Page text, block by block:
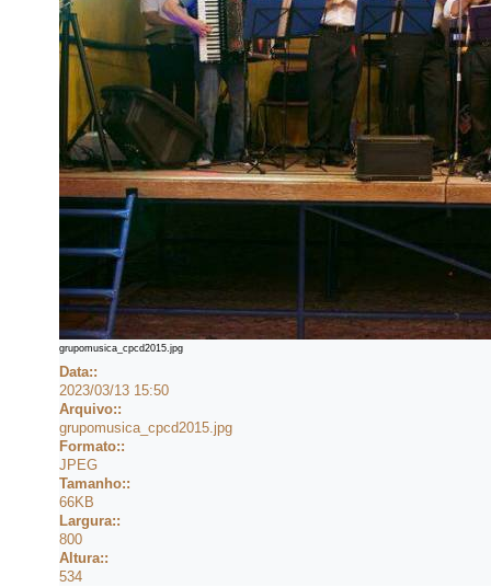
grupomusica_cpcd2015.jpg
Data::
2023/03/13 15:50
Arquivo::
grupomusica_cpcd2015.jpg
Formato::
JPEG
Tamanho::
66KB
Largura::
800
Altura::
534